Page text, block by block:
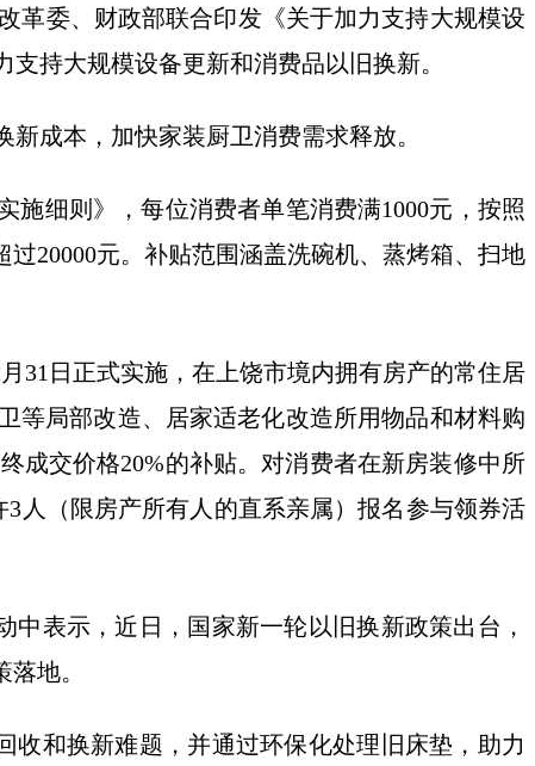
革委、财政部联合印发《关于加力支持大规模设
持大规模设备更新和消费品以旧换新。
成本，加快家装厨卫消费需求释放。
施细则》，每位消费者单笔消费满1000元，按照
20000元。补贴范围涵盖洗碗机、蒸烤箱、扫地
31日正式实施，在上饶市境内拥有房产的常住居
等局部改造、居家适老化改造所用物品和材料购
成交价格20%的补贴。对消费者在新房装修中所
人（限房产所有人的直系亲属）报名参与领券活
中表示，近日，国家新一轮以旧换新政策出台，
地。
和换新难题，并通过环保化处理旧床垫，助力